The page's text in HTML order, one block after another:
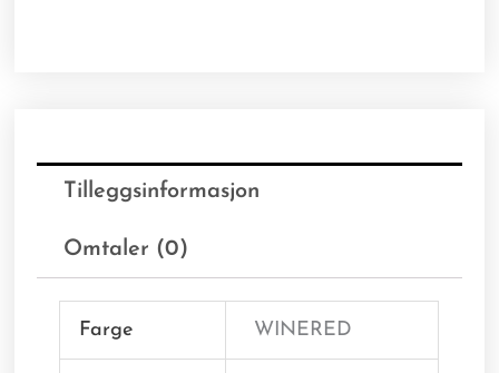
Tilleggsinformasjon
Omtaler (0)
Farge WINERED